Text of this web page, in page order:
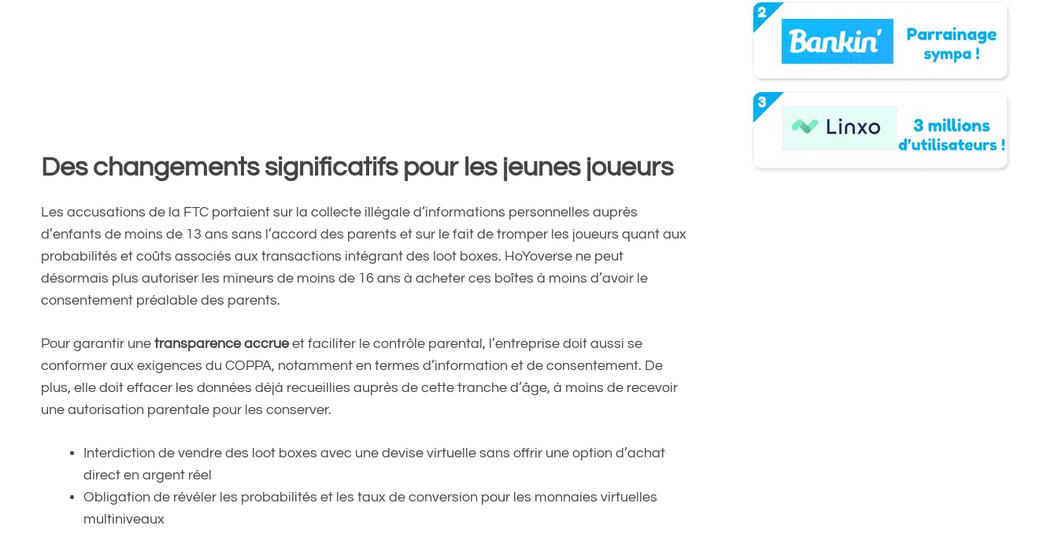
Des changements significatifs pour les jeunes joueurs
Les accusations de la FTC portaient sur la collecte illégale d’informations personnelles auprès
d’enfants de moins de 13 ans sans l’accord des parents et sur le fait de tromper les joueurs quant aux
probabilités et coûts associés aux transactions intégrant des loot boxes. HoYoverse ne peut
désormais plus autoriser les mineurs de moins de 16 ans à acheter ces boîtes à moins d’avoir le
consentement préalable des parents.
Pour garantir une transparence accrueet faciliter le contrôle parental, l’entreprise doit aussi se
conformer aux exigences du COPPA, notamment en termes d’information et de consentement. De
plus, elle doit effacer les données déjà recueillies auprès de cette tranche d’âge, à moins de recevoir
une autorisation parentale pour les conserver.
Interdiction de vendre des loot boxes avec une devise virtuelle sans offrir une option d’achat
direct en argent réel
Obligation de révéler les probabilités et les taux de conversion pour les monnaies virtuelles
multiniveaux